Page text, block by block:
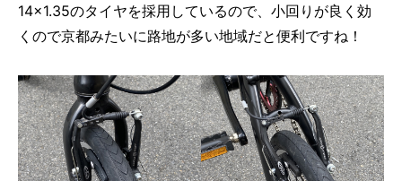
14×1.35のタイヤを採用しているので、小回りが良く効
くので京都みたいに路地が多い地域だと便利ですね！